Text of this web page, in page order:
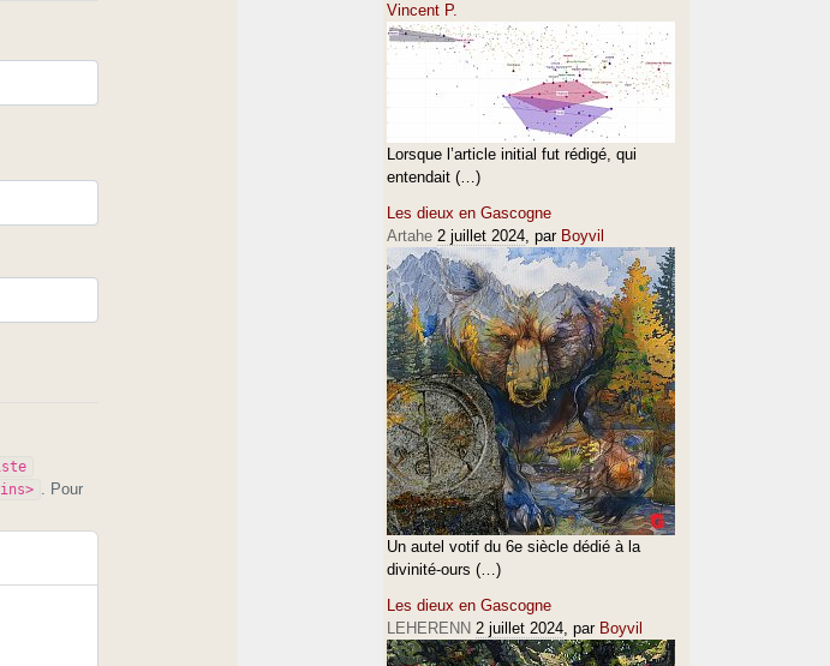
. Pour
Vincent P.
Lorsque l’article initial fut rédigé, qui
entendait (…)
Les dieux en Gascogne
Artahe 2 juillet 2024, par Boyvil
Un autel votif du 6e siècle dédié à la
divinité-ours (…)
Les dieux en Gascogne
LEHERENN 2 juillet 2024, par Boyvil